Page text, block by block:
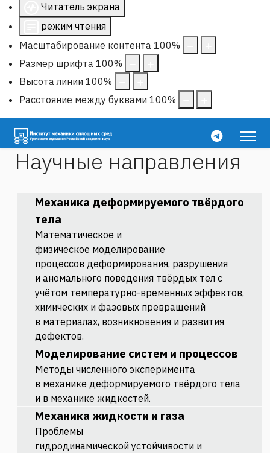
Читатель экрана
режим чтения
Масштабирование контента 100%
Размер шрифта 100%
Высота линии 100%
Расстояние между буквами 100%
Научные направления
Механика деформируемого твёрдого
тела
Математическое и
физическое моделирование
процессов деформирования, разрушения
и аномального поведения твёрдых тел с
учётом температурно-временных эффектов,
химических и фазовых превращений
в материалах, возникновения и развития
дефектов.
Моделирование систем и процессов
Методы численного эксперимента
в механике деформируемого твёрдого тела
и в механике жидкостей.
Механика жидкости и газа
Проблемы
гидродинамической устойчивости и